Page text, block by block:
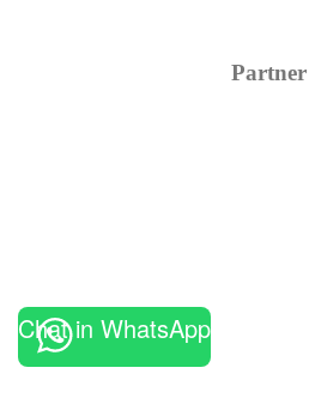
Partner
Chat in WhatsApp